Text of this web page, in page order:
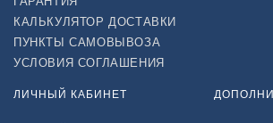
КАЛЬКУЛЯТОР ДОСТАВКИ
ПУНКТЫ САМОВЫВОЗА
УСЛОВИЯ СОГЛАШЕНИЯ
ЛИЧНЫЙ КАБИНЕТ